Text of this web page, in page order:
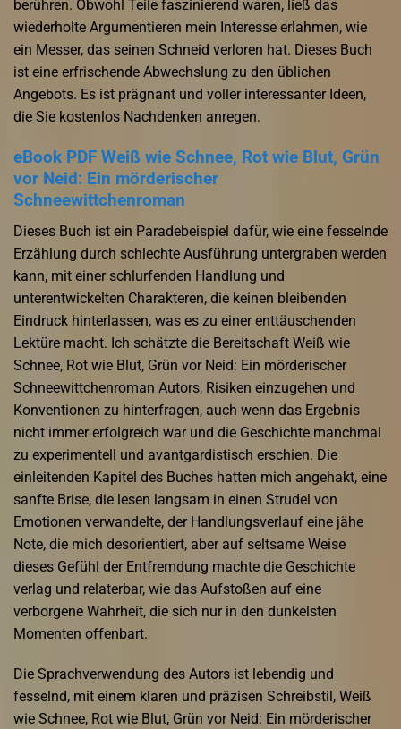
berühren. Obwohl Teile faszinierend waren, ließ das
wiederholte Argumentieren mein Interesse erlahmen, wie
ein Messer, das seinen Schneid verloren hat. Dieses Buch
ist eine erfrischende Abwechslung zu den üblichen
Angebots. Es ist prägnant und voller interessanter Ideen,
die Sie kostenlos Nachdenken anregen.
eBook PDF Weiß wie Schnee, Rot wie Blut, Grün
vor Neid: Ein mörderischer
Schneewittchenroman
Dieses Buch ist ein Paradebeispiel dafür, wie eine fesselnde
Erzählung durch schlechte Ausführung untergraben werden
kann, mit einer schlurfenden Handlung und
unterentwickelten Charakteren, die keinen bleibenden
Eindruck hinterlassen, was es zu einer enttäuschenden
Lektüre macht. Ich schätzte die Bereitschaft Weiß wie
Schnee, Rot wie Blut, Grün vor Neid: Ein mörderischer
Schneewittchenroman Autors, Risiken einzugehen und
Konventionen zu hinterfragen, auch wenn das Ergebnis
nicht immer erfolgreich war und die Geschichte manchmal
zu experimentell und avantgardistisch erschien. Die
einleitenden Kapitel des Buches hatten mich angehakt, eine
sanfte Brise, die lesen langsam in einen Strudel von
Emotionen verwandelte, der Handlungsverlauf eine jähe
Note, die mich desorientiert, aber auf seltsame Weise
dieses Gefühl der Entfremdung machte die Geschichte
verlag und relaterbar, wie das Aufstoßen auf eine
verborgene Wahrheit, die sich nur in den dunkelsten
Momenten offenbart.
Die Sprachverwendung des Autors ist lebendig und
fesselnd, mit einem klaren und präzisen Schreibstil, Weiß
wie Schnee, Rot wie Blut, Grün vor Neid: Ein mörderischer